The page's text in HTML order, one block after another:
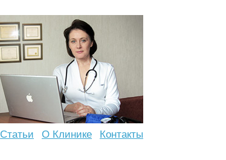
Статьи О Клинике Контакты